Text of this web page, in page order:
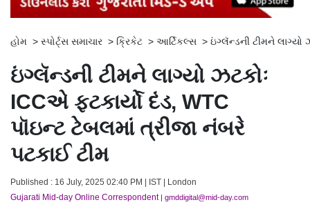
હોમ > સ્પોર્ટ્સ સમાચાર > ક્રિકેટ > આર્ટિકલ્સ > ઇંગ્લૅન્ડની ટીમને લાગ્યો
ઇંગ્લૅન્ડની ટીમને લાગ્યો ઝટકોઃ
ICCએ ફટકાર્યો દંડ, WTC
પૉઇન્ટ ટેબલમાં ત્રીજા નંબરે
પટકાઈ ટીમ
Published : 16 July, 2025 02:40 PM | IST | London
Gujarati Mid-day Online Correspondent| gmddigital@mid-day.com